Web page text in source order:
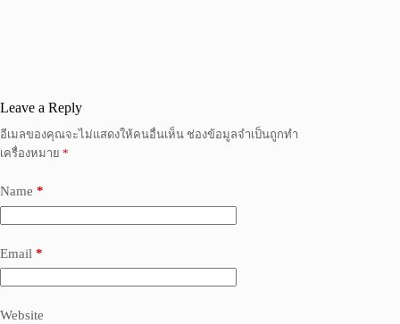
Leave a Reply
อีเมลของคุณจะไม่แสดงให้คนอื่นเห็น ช่องข้อมูลจำเป็นถูกทำ
เครื่องหมาย *
Name *
Email *
Website